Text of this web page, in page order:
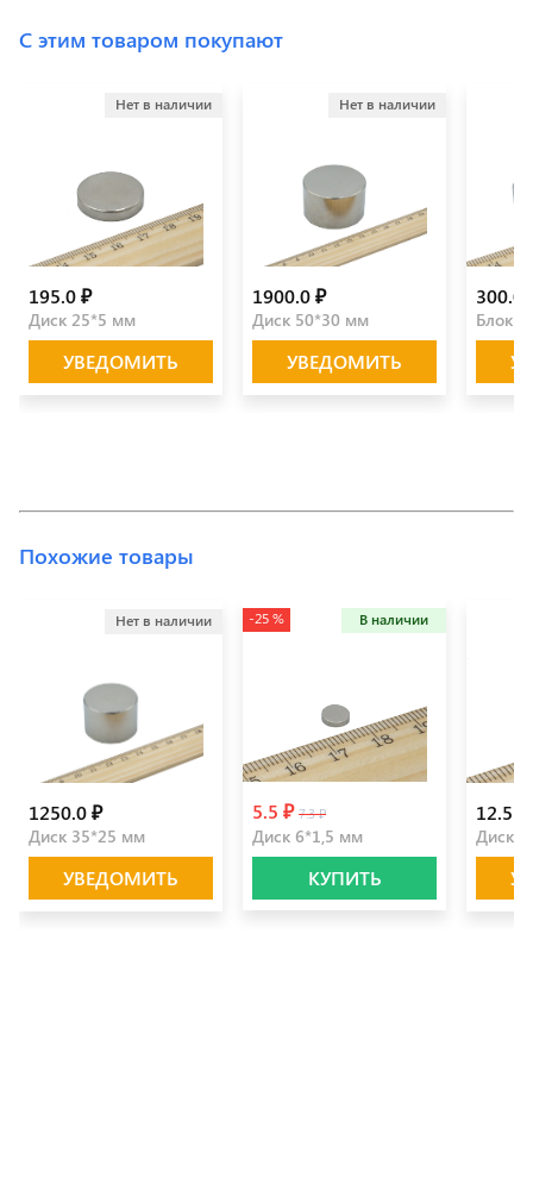
С этим товаром покупают
Нет в наличии
195.0 ₽
Диск 25*5 мм
УВЕДОМИТЬ
Нет в наличии
1900.0 ₽
Диск 50*30 мм
УВЕДОМИТЬ
300.0
Блок
Похожие товары
Нет в наличии
1250.0 ₽
Диск 35*25 мм
УВЕДОМИТЬ
-25 % В наличии
5.5 ₽ 7.3 ₽
Диск 6*1,5 мм
КУПИТЬ
12.5 ₽
Диск